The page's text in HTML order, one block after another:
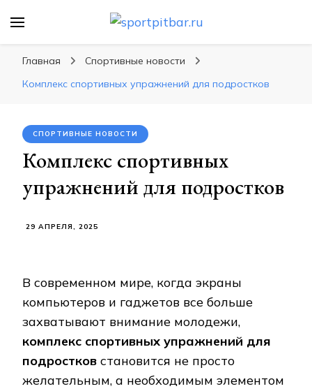
спортивных упражнения, правильные
диеты, программы тренировок
Главная
Спортивные новости
Комплекс спортивных упражнений для подростков
СПОРТИВНЫЕ НОВОСТИ
Комплекс спортивных
упражнений для подростков
29 АПРЕЛЯ, 2025
В современном мире‚ когда экраны
компьютеров и гаджетов все больше
захватывают внимание молодежи‚
комплекс спортивных упражнений для
подростков становится не просто
желательным‚ а необходимым элементом